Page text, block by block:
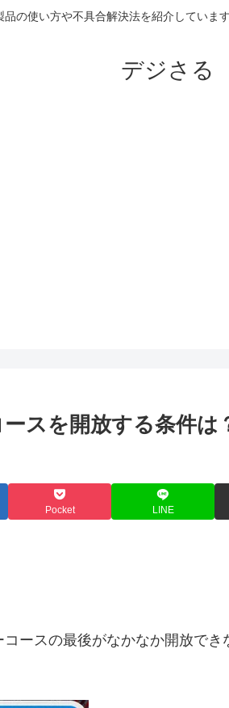
の使い方や不具合解決法を紹介していま
デジさる
スを開放する条件は
Pocket LINE
ースの最後がなかなか開放でき